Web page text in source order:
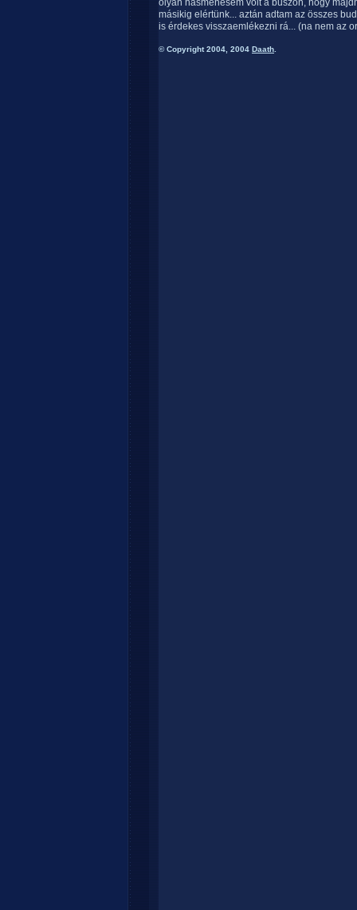
olyan hasmenésem volt a buszon, hogy
másikig elértünk... aztán adtam az összes
is érdekes visszaemlékezni rá... (na nem az
© Copyright 2004, 2004 Daath